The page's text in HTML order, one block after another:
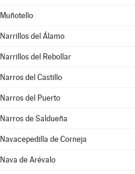
Muñotello
Narrillos del Álamo
Narrillos del Rebollar
Narros del Castillo
Narros del Puerto
Narros de Saldueña
Navacepedilla de Corneja
Nava de Arévalo